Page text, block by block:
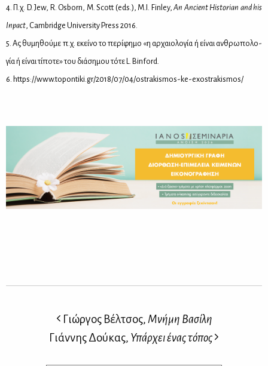
4. Π.χ. D. Jew, R. Osborn, M. Scott (eds.), M.I. Finley,An Ancient Historian and his
Inpact, Cambridge University Press 2016.
5. Ας θυ­μη­θού­με π.χ. εκεί­νο το πε­ρί­φη­μο «η αρ­χαιο­λο­γία ή εί­ναι αν­θρω­πο­λο­
γία ή εί­ναι τί­πο­τε» του διά­ση­μου τό­τε L. Binford.
6. https://​www.​top​onti​ki.​gr/​2018/​07/​04/​ost​raki​smos-​ke-​exo​stra​kism​os/
Γιώργος Βέλτσος,Mνήμη Βασίλη
Γιάννης Δούκας, Υπάρχει ένας τόπος